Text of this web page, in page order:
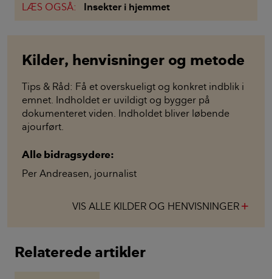
LÆS OGSÅ: Insekter i hjemmet
Kilder, henvisninger og metode
Tips & Råd: Få et overskueligt og konkret indblik i
emnet. Indholdet er uvildigt og bygger på
dokumenteret viden. Indholdet bliver løbende
ajourført.
Alle bidragsydere:
Per Andreasen, journalist
VIS ALLE KILDER OG HENVISNINGER
Relaterede artikler